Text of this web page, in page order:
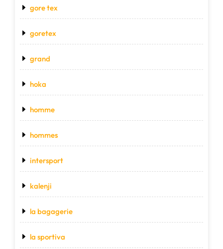
gore tex
goretex
grand
hoka
homme
hommes
intersport
kalenji
la bagagerie
la sportiva